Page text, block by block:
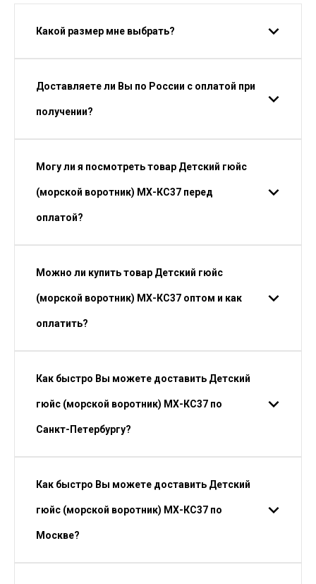
Какой размер мне выбрать?
Доставляете ли Вы по России с оплатой при
получении?
Могу ли я посмотреть товар Детский гюйс
(морской воротник) МХ-КС37 перед
оплатой?
Можно ли купить товар Детский гюйс
(морской воротник) МХ-КС37 оптом и как
оплатить?
Как быстро Вы можете доставить Детский
гюйс (морской воротник) МХ-КС37 по
Санкт-Петербургу?
Как быстро Вы можете доставить Детский
гюйс (морской воротник) МХ-КС37 по
Москве?